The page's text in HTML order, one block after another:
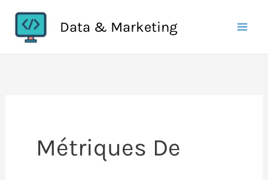
contenu
Data & Marketing
Métriques De